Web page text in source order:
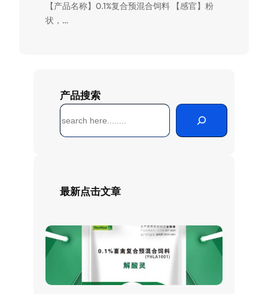
【产品名称】0.1%复合预混合饲料 【感官】粉
状，…
产品搜索
搜
索
最新点击文章